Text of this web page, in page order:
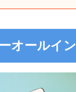
オールイ